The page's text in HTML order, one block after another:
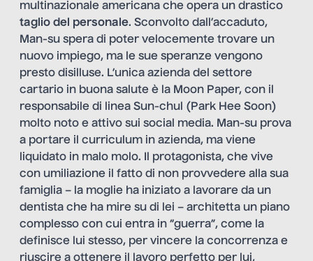
multinazionale americana che opera un drastico
taglio del personale. Sconvolto dall’accaduto,
Man-su spera di poter velocemente trovare un
nuovo impiego, ma le sue speranze vengono
presto disilluse. L’unica azienda del settore
cartario in buona salute è la Moon Paper, con il
responsabile di linea Sun-chul (Park Hee Soon)
molto noto e attivo sui social media. Man-su prova
a portare il curriculum in azienda, ma viene
liquidato in malo molo. Il protagonista, che vive
con umiliazione il fatto di non provvedere alla sua
famiglia – la moglie ha iniziato a lavorare da un
dentista che ha mire su di lei – architetta un piano
complesso con cui entra in “guerra”, come la
definisce lui stesso, per vincere la concorrenza e
riuscire a ottenere il lavoro perfetto per lui,